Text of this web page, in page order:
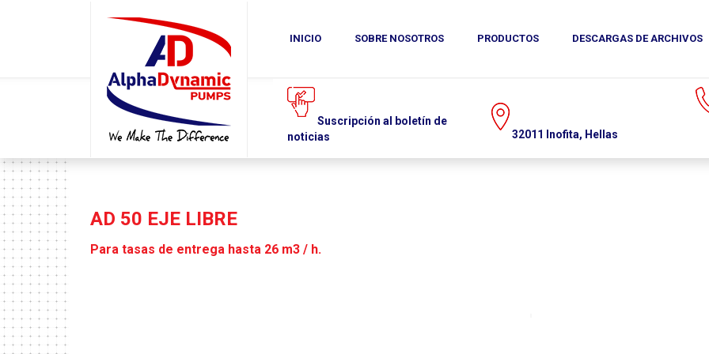
INICIO SOBRE NOSOTROS PRODUCTOS DESCARGAS DE ARCHIVOS
Solicite un presupuesto Suscripción al boletínde
noticias
32011 Inofita, Hellas
AD 50 EJE LIBRE
Para tasas de entrega hasta 26 m3 / h.
PRODUCTOS
DESCARGAS
ARCHIVOS
NEWS MEDIA CONTACTO